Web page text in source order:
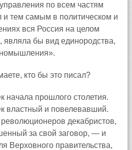
по всем частям
и тем самым в политическом и
вся Россия на целом
являла бы вид единородства,
кто бы это писал?
начала прошлого столетия.
властный и повелевавший.
декабристов,
за свой заговор, — и
Верховного правительства,